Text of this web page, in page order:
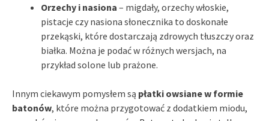
Orzechy i nasiona – migdały, orzechy włoskie,
pistacje czy nasiona słonecznika to doskonałe
przekąski, które dostarczają zdrowych tłuszczy oraz
białka. Można je podać w różnych wersjach, na
przykład solone lub prażone.
Innym ciekawym pomysłem są płatki owsiane w formie
batonów, które można przygotować z dodatkiem miodu,